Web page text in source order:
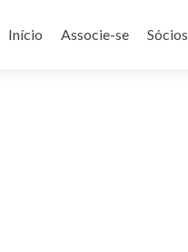
para
Início Associe-se Sócios